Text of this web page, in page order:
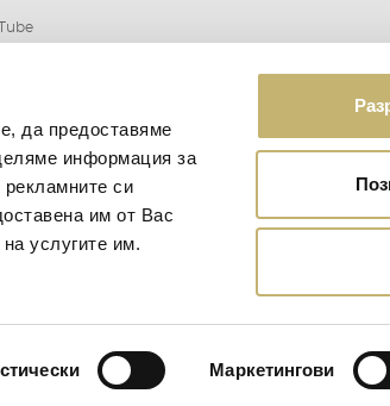
да предоставяме
информация за
рекламните си
им от Вас
услугите им.
Маркетингови